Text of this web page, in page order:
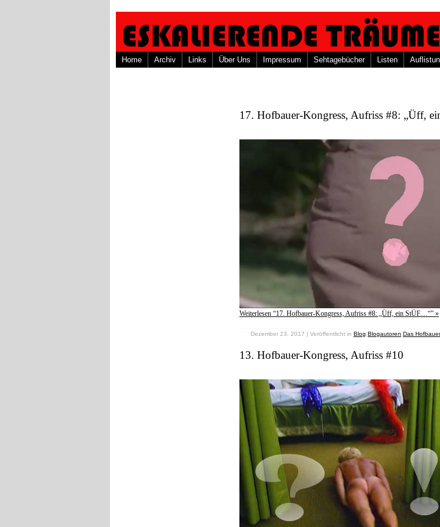
Home Archiv Links Über Uns Impressum Sehtagebücher Listen
17. Hofbauer-Kongress, Aufriss #8: „Üff,
Weiterlesen “17. Hofbauer-Kongress, Aufriss #8: „Üff, ein StÜF…“” »
Dezember 23, 2017 | Veröffentlicht in Blog Blogautoren Das
13. Hofbauer-Kongress, Aufriss #10